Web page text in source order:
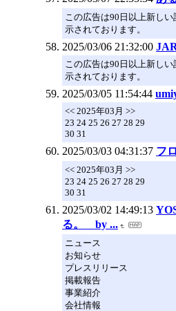
この広告は90日以上新し
示されております。
2025/03/06 21:32:00
この広告は90日以上新し
示されております。
2025/03/05 11:54:44
<< 2025年03月 >>
23 24 25 26 27 28 29
30 31
2025/03/03 04:31:37 フ
<< 2025年03月 >>
23 24 25 26 27 28 29
30 31
2025/03/02 14:49:13
る。 by ...
ニュース
お知らせ
プレスリリース
掲載報告
事業紹介
会社情報